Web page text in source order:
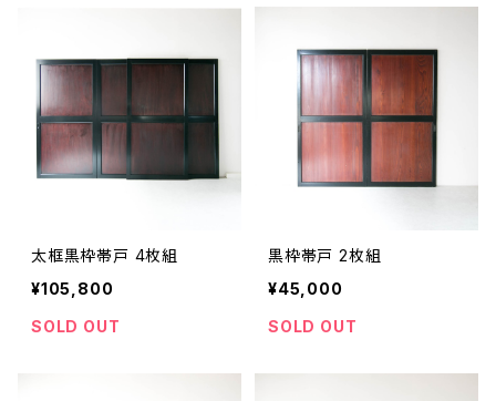
太框黒枠帯戸 4枚組
¥105,800
SOLD OUT
黒枠帯戸 2枚組
¥45,000
SOLD OUT